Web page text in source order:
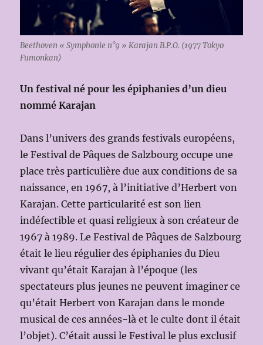
Beethoven « Symphonie n°9 » Karajan B.P.O. (1977 Tokyo
Fumonkan)
Un festival né pour les épiphanies d’un dieu
nommé Karajan
Dans l’univers des grands festivals européens,
le Festival de Pâques de Salzbourg occupe une
place très particulière due aux conditions de sa
naissance, en 1967, à l’initiative d’Herbert von
Karajan. Cette particularité est son lien
indéfectible et quasi religieux à son créateur de
1967 à 1989. Le Festival de Pâques de Salzbourg
était le lieu régulier des épiphanies du Dieu
vivant qu’était Karajan à l’époque (les
spectateurs plus jeunes ne peuvent imaginer ce
qu’était Herbert von Karajan dans le monde
musical de ces années-là et le culte dont il était
l’objet). C’était aussi le Festival le plus exclusif